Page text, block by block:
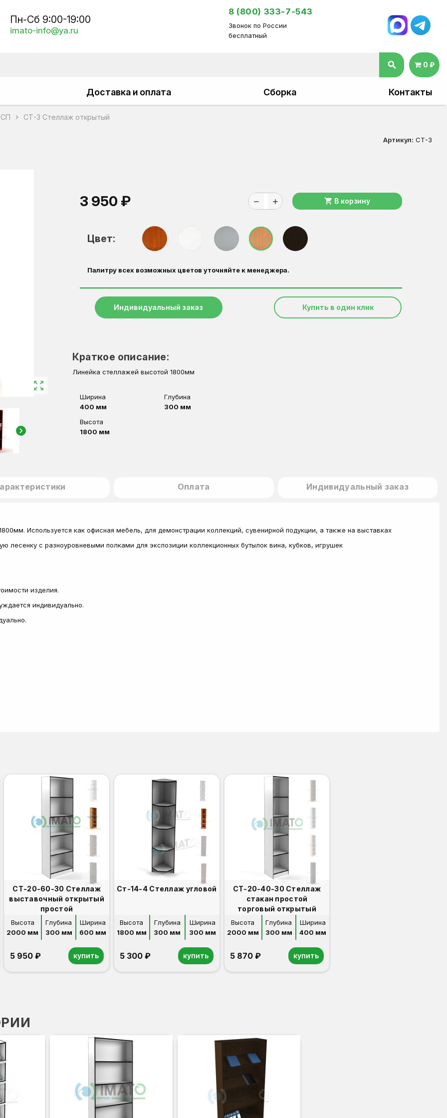
Пн-Сб 9:00-19:00
imato-info@ya.ru
8 (800) 333-7-543
Звонок по России
бесплатный
search 0 ₽
Доставка и оплата Сборка Контакты
chevron_right СТ-3 Стеллаж открытый
Артикул: СТ-3
zoom_out_map
chevron_right
3 950 ₽ remove add shopping_cart В корзину
Цвет:
Палитру всех возможных цветов уточняйте к менеджера.
Индивидуальный заказ Купить в один клик
Краткое описание:
Линейка стеллажей высотой 1800мм
Ширина
400 мм
Глубина
300 мм
Высота
1800 мм
Оплата Индивидуальный заказ
Используется как офисная мебель, для демонстрации коллекций, сувенирной подукции, а также на выставках
лесенку с разноуровневыми полками для экспозиции коллекционных бутылок вина, кубков, игрушек
изделия.
индивидуально.
СТ-20-60-30 Стеллаж
выставочный открытый
простой
Высота
2000 мм
Глубина
300 мм
Ширина
600 мм
5 950 ₽ купить
Ст-14-4 Стеллаж угловой
Высота
1800 мм
Глубина
300 мм
Ширина
300 мм
5 300 ₽ купить
СТ-20-40-30 Стеллаж
стакан простой
торговый открытый
Высота
2000 мм
Глубина
300 мм
Ширина
400 мм
5 870 ₽ купить